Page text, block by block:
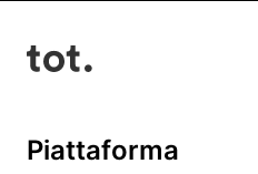
Piattaforma